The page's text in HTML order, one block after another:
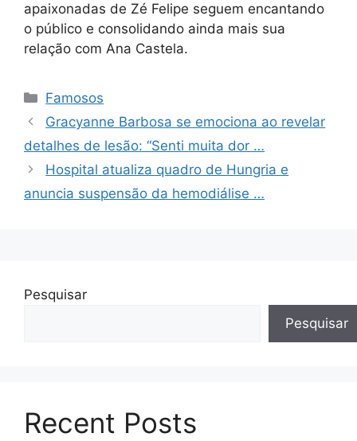
apaixonadas de Zé Felipe seguem encantando
o público e consolidando ainda mais sua
relação com Ana Castela.
Categorias
Famosos
Gracyanne Barbosa se emociona ao revelar
detalhes de lesão: “Senti muita dor …
Hospital atualiza quadro de Hungria e
anuncia suspensão da hemodiálise …
Pesquisar
Pesquisar
Recent Posts